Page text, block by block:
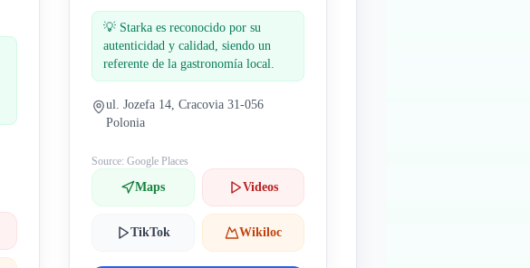
💡 Starka es reconocido por su
autenticidad y calidad, siendo un
referente de la gastronomía local.
ul. Jozefa 14, Cracovia 31-056
Polonia
Source: Google Places
Maps Videos
TikTok Wikiloc